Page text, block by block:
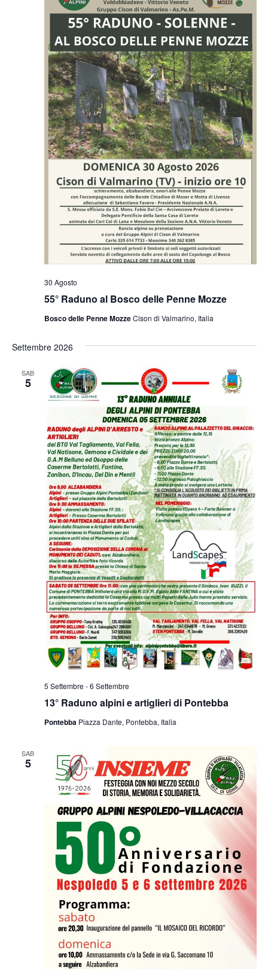
55° Raduno al Bosco delle Penne Mozze
30 Agosto
Bosco delle Penne MozzeCison di Valmarino, Italia
Settembre 2026
SAB
5
13° Raduno alpini e artiglieri di Pontebba
5 Settembre -6 Settembre
Pontebba Piazza Dante, Pontebba, Italia
SAB
5